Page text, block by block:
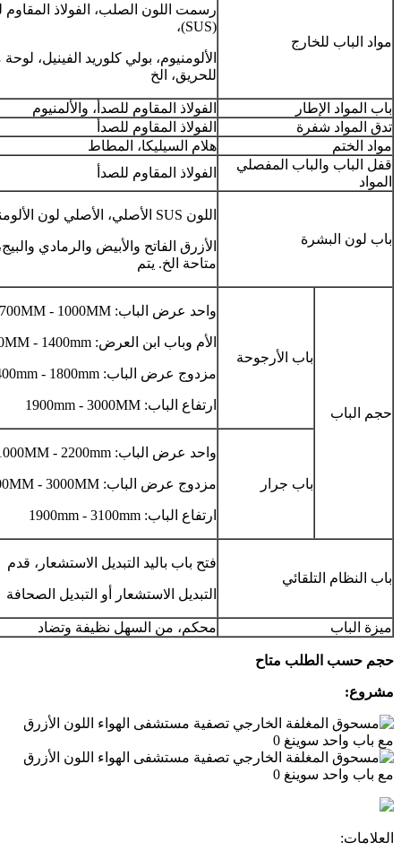
مواد الباب للخارج
رسمت اللون الصلب، الفولاذ المقاوم
(SUS)،
الألومنيوم، بولي كلوريد الفينيل،
للحريق، الخ
باب المواد الإطار
الفولاذ المقاوم للصدأ، والألمنيوم
تدق المواد شفرة
الفولاذ المقاوم للصدأ
مواد الختم
هلام السيليكا، المطاط
قفل الباب والباب المفصلي
المواد
الفولاذ المقاوم للصدأ
باب لون البشرة
اللون SUS الأصلي، الأصلي لون الألومنيوم،
الأزرق الفاتح والأبيض والرمادي
متاحة الخ. يتم
حجم الباب
باب الأرجوحة
واحد عرض الباب: 700MM - 1000MM
الأم وباب ابن العرض: 1200MM - 1400mm
مزدوج عرض الباب: 1400mm - 1800mm
ارتفاع الباب: 1900mm - 3000MM
باب جرار
واحد عرض الباب: 1000MM - 2200mm
مزدوج عرض الباب: 1500MM - 3000MM
ارتفاع الباب: 1900mm - 3100mm
باب النظام التلقائي
فتح باب باليد التبديل الاستشعار، قدم
التبديل الاستشعار أو التبديل الصحافة
ميزة الباب محكم، من السهل نظيفة وتضاد
حجم حسب الطلب متاح
مشروع:
العلامات: